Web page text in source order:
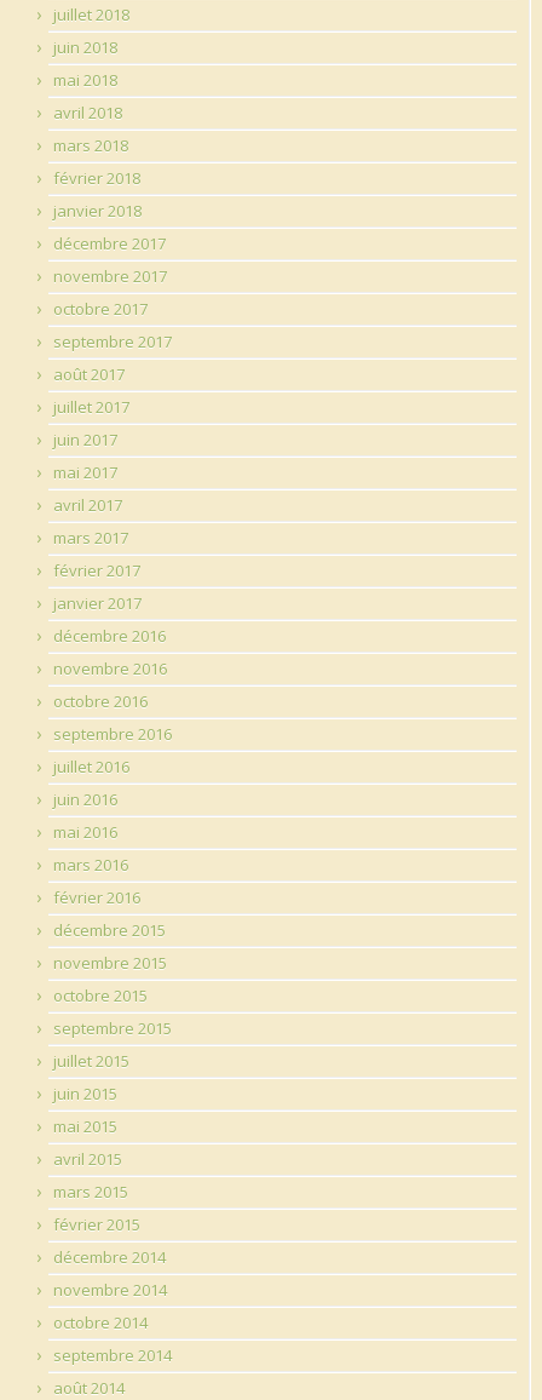
juillet 2018
juin 2018
mai 2018
avril 2018
mars 2018
février 2018
janvier 2018
décembre 2017
novembre 2017
octobre 2017
septembre 2017
août 2017
juillet 2017
juin 2017
mai 2017
avril 2017
mars 2017
février 2017
janvier 2017
décembre 2016
novembre 2016
octobre 2016
septembre 2016
juillet 2016
juin 2016
mai 2016
mars 2016
février 2016
décembre 2015
novembre 2015
octobre 2015
septembre 2015
juillet 2015
juin 2015
mai 2015
avril 2015
mars 2015
février 2015
décembre 2014
novembre 2014
octobre 2014
septembre 2014
août 2014